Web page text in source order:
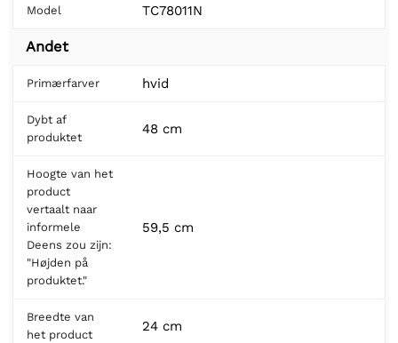
Model TC78011N
Andet
Primærfarver hvid
Dybt af
produktet
48 cm
Hoogte van het
product
vertaalt naar
informele
Deens zou zijn:
"Højden på
produktet."
59,5 cm
Breedte van
het product
24 cm